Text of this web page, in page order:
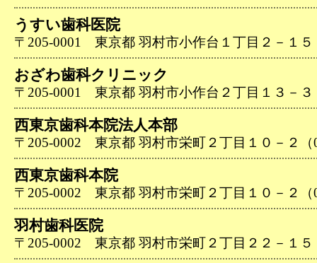
うすい歯科医院
〒205-0001 東京都 羽村市小作台１丁目２－１５
おざわ歯科クリニック
〒205-0001 東京都 羽村市小作台２丁目１３－３
西東京歯科本院法人本部
〒205-0002 東京都 羽村市栄町２丁目１０－２（
西東京歯科本院
〒205-0002 東京都 羽村市栄町２丁目１０－２（
羽村歯科医院
〒205-0002 東京都 羽村市栄町２丁目２２－１５